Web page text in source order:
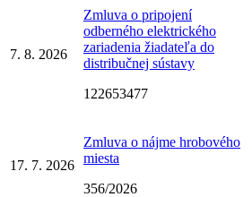
7. 8. 2026
Zmluva o pripojení
odberného elektrického
zariadenia žiadateľa do
distribučnej sústavy
122653477
17. 7. 2026
Zmluva o nájme hrobového
miesta
356/2026